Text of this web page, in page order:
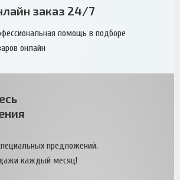
заказ 24/7
помощь в подборе
онлайн
предложений.
каждый месяц!